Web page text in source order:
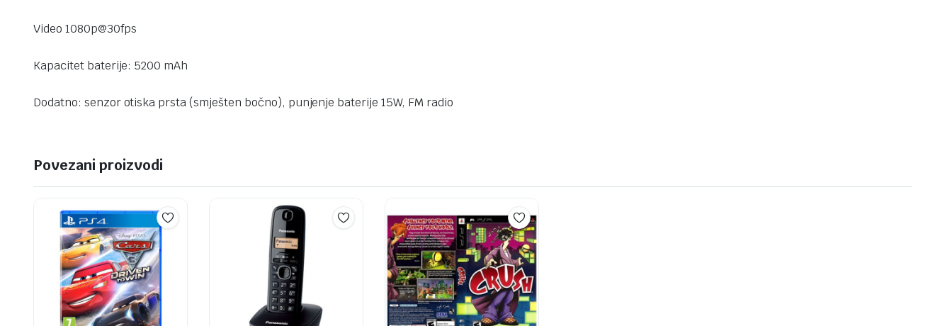
Video 1080p@30fps
Kapacitet baterije: 5200 mAh
Dodatno: senzor otiska prsta (smješten bočno), punjenje baterije 15W, FM radio
Povezani proizvodi